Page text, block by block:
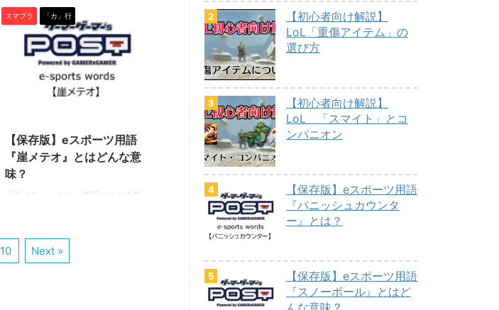
るeスポーツタイトル『大乱闘スマッ
シュブラザーズSP』の中で使われる
専門用語です。 ぜひ、この機会に用
語の意味を学んで、知識を深めまし
ょう！（下につづく） 投げバ 『投げ
バ』とは、投げで相手ファイターを
撃墜すること。 “投げバースト(撃
「相手の蓄積ダメージが100%〜150%
程度の時、展開次第では『投げバ』
を狙えるファイター」が“投げバ持
ち”として扱われることが多いです。
スマブラ 「カ」行
【保存版】eスポーツ用語
『崖メテオ』とはどんな意
味？
『崖メテオ』とは、格闘ゲームの祭
シュブラザーズSP』の中で使われる
専門用語です。 ぜひ、この機会に用
語の意味と有効な使い方を学んで、
10 Next »
【初心者向け解説】
LoL「重傷アイテム」の
選び方
【初心者向け解説】
LoL 「スマイト」とコ
ンパニオン
【保存版】eスポーツ用語
『パニッシュカウンタ
ー』とは？
【保存版】eスポーツ用語
『スノーボール』とはど
んな意味？